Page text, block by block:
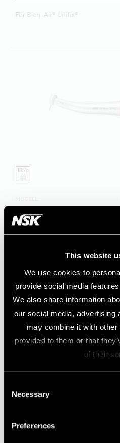
This website
We use cookies to
provide social media
We also share information
our social media, advertising
may combine it with other
provided to them or that
of their
Necessary
Preferences
För Bien-Air® Unifix®
För verktyg av E-typ*
MODELL: